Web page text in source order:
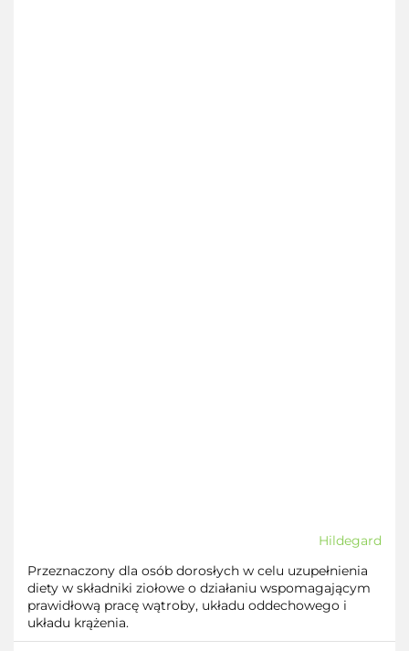
Hildegard
Przeznaczony dla osób dorosłych w celu uzupełnienia
diety w składniki ziołowe o działaniu wspomagającym
prawidłową pracę wątroby, układu oddechowego i
układu krążenia.